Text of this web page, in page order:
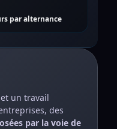
par alternance
un travail
des
par la voie de